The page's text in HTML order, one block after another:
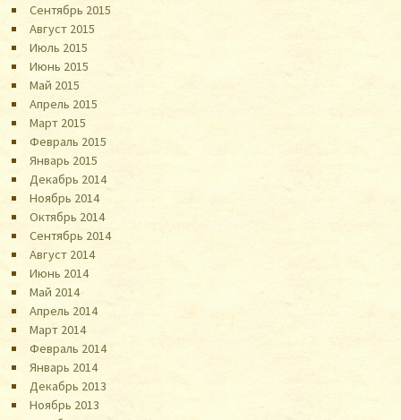
Сентябрь 2015
Август 2015
Июль 2015
Июнь 2015
Май 2015
Апрель 2015
Март 2015
Февраль 2015
Январь 2015
Декабрь 2014
Ноябрь 2014
Октябрь 2014
Сентябрь 2014
Август 2014
Июнь 2014
Май 2014
Апрель 2014
Март 2014
Февраль 2014
Январь 2014
Декабрь 2013
Ноябрь 2013